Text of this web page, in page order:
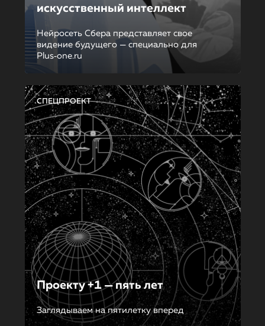
искусственный интеллект
Нейросеть Сбера представляет свое
видение будущего — специально для
Plus‑one.ru
СПЕЦПРОЕКТ
Проекту +1 — пять лет
Заглядываем на пятилетку вперед